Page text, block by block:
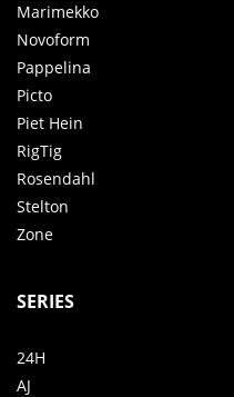
Marimekko
Novoform
Pappelina
Picto
Piet Hein
RigTig
Rosendahl
Stelton
Zone
SERIES
24H
AJ